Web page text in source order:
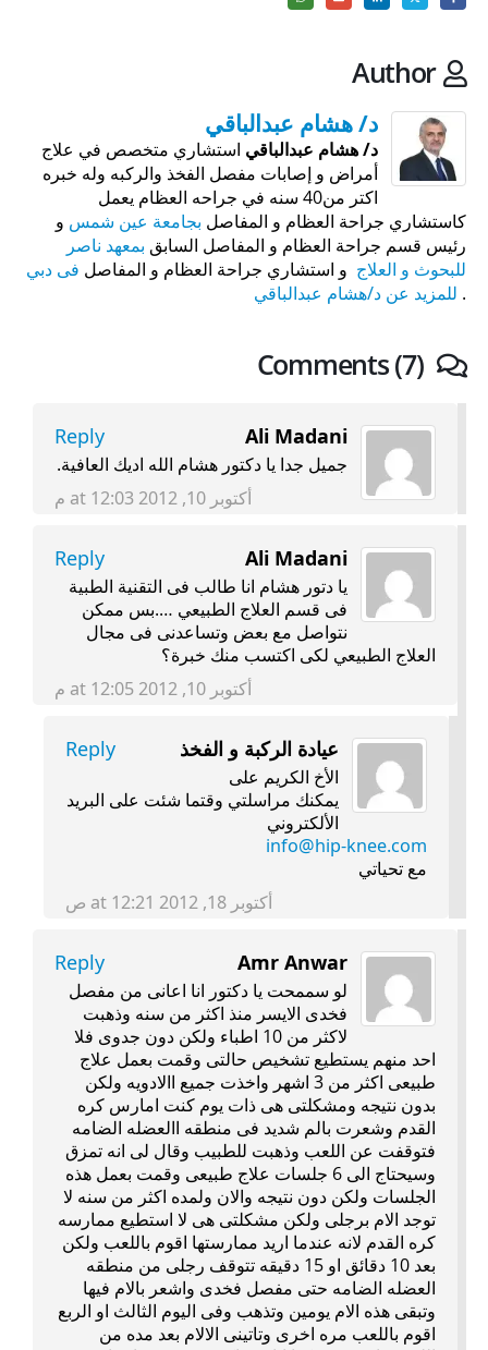
Author
د/ هشام عبدالباقي
د/ هشام عبدالباقي استشاري متخصص في علاج
أمراض و إصابات مفصل الفخذ والركبه وله خبره
اكتر من40 سنه في جراحه العظام يعمل
كاستشاري جراحة العظام و المفاصل بجامعة عين شمس و
رئيس قسم جراحة العظام و المفاصل السابق بمعهد ناصر
للبحوث و العلاج و استشاري جراحة العظام و المفاصل فى دبي
. للمزيد عن د/هشام عبدالباقي
Comments (7)
Ali Madani
Reply
جميل جدا يا دكتور هشام الله اديك العافية.
أكتوبر 10, 2012 at 12:03 م
Ali Madani
Reply
يا دتور هشام انا طالب فى التقنية الطبية
فى قسم العلاج الطبيعي ….بس ممكن
نتواصل مع بعض وتساعدنى فى مجال
العلاج الطبيعي لكى اكتسب منك خبرة؟
أكتوبر 10, 2012 at 12:05 م
عيادة الركبة و الفخذ Reply
الأخ الكريم على
يمكنك مراسلتي وقتما شئت على البريد
الألكتروني
info@hip-knee.com
مع تحياتي
أكتوبر 18, 2012 at 12:21 ص
Amr Anwar
Reply
لو سممحت يا دكتور انا اعانى من مفصل
فخدى الايسر منذ اكثر من سنه وذهبت
لاكثر من 10 اطباء ولكن دون جدوى فلا
احد منهم يستطيع تشخيص حالتى وقمت بعمل علاج
طبيعى اكثر من 3 اشهر واخذت جميع االادويه ولكن
بدون نتيجه ومشكلتى هى ذات يوم كنت امارس كره
القدم وشعرت بالم شديد فى منطقه االعضله الضامه
فتوقفت عن اللعب وذهبت للطبيب وقال لى انه تمزق
وسيحتاج الى 6 جلسات علاج طبيعى وقمت بعمل هذه
الجلسات ولكن دون نتيجه والان ولمده اكثر من سنه لا
توجد الام برجلى ولكن مشكلتى هى لا استطيع ممارسه
كره القدم لانه عندما اريد ممارستها اقوم باللعب ولكن
بعد 10 دقائق او 15 دقيقه تتوقف رجلى من منطقه
العضله الضامه حتى مفصل فخدى واشعر بالام فيها
وتبقى هذه الام يومين وتذهب وفى اليوم الثالث او الربع
اقوم باللعب مره اخرى وتاتينى الالام بعد مده من